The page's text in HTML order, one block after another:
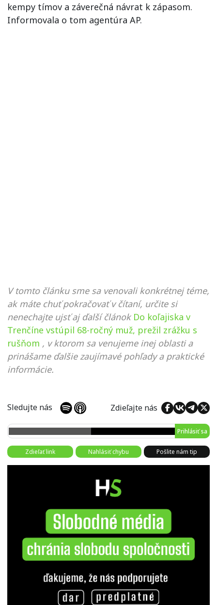
kempy tímov a záverečná návrat k zápasom.
Informovala o tom agentúra AP.
V tomto článku sme sa venovali konkrétnej téme,
ak máte chuť pokračovať v čítaní, určite si
nenechajte ujsť aj ďalší článok Do koľajiska v
Trenčíne vstúpil 68-ročný muž, prežil zrážku s
rušňom , v ktorom sa venujeme inej oblasti a
prinášame ďalšie zaujímavé pohľady a praktické
informácie.
Sledujte nás Zdieľajte nás
Prihlásiť sa
Zdieľať link Nahlásiť chybu Pošlite nám tip